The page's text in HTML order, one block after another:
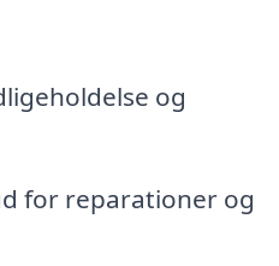
og
for reparationer og